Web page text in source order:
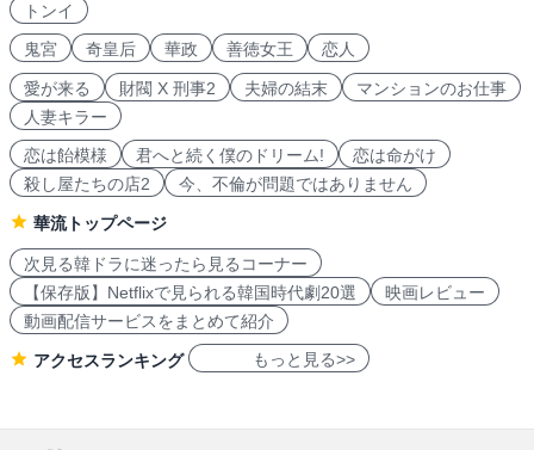
トンイ
鬼宮
奇皇后 華政 善徳女王 恋人
愛が来る 財閥 X 刑事2 夫婦の結末
マンションのお仕事
人妻キラー
恋は飴模様
君へと続く僕のドリーム!
恋は命がけ
殺し屋たちの店2
今、不倫が問題ではありません
華流トップページ
次見る韓ドラに迷ったら見るコーナー
【保存版】Netflixで見られる韓国時代劇20選
映画レビュー
動画配信サービスをまとめて紹介
アクセスランキング もっと見る>>